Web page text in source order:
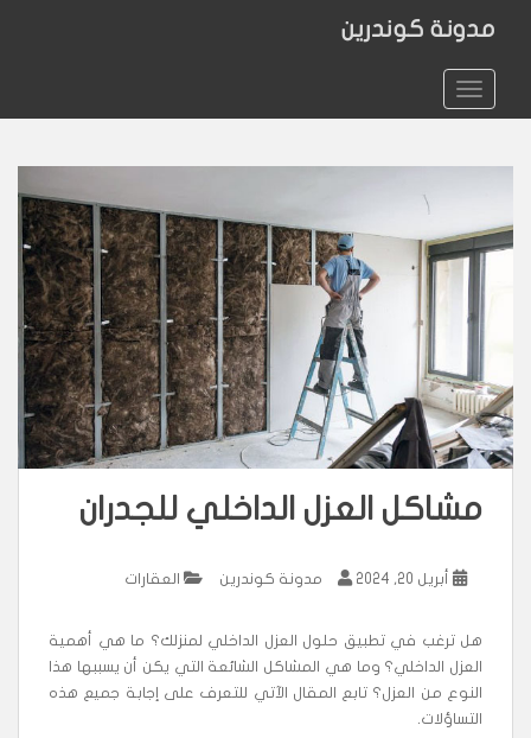
t
مدونة كوندرين
TOGGLE NAVIGATION
مشاكل العزل الداخلي للجدران
أبريل 20, 2024 مدونة كوندرين العقارات
هل ترغب في تطبيق حلول العزل الداخلي لمنزلك؟ ما هي أهمية
العزل الداخلي؟ وما هي المشاكل الشائعة التي يكن أن يسببها هذا
النوع من العزل؟ تابع المقال الآتي للتعرف على إجابة جميع هذه
التساؤلات.